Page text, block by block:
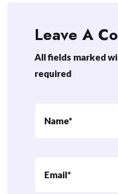
Leave A
All fields marked
required